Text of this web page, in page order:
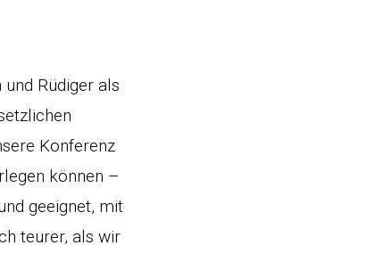
Rüdiger als
Konferenz
können –
geeignet, mit
teurer, als wir